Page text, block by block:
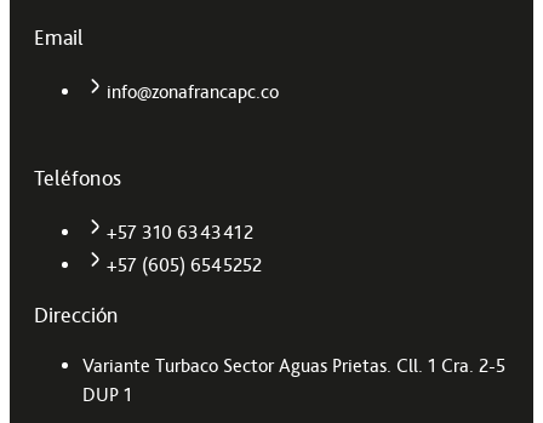
Email
info@zonafrancapc.co
Teléfonos
+57 310 6343412
+57 (605) 6545252
Dirección
Variante Turbaco Sector Aguas Prietas. Cll. 1 Cra. 2-5
DUP 1